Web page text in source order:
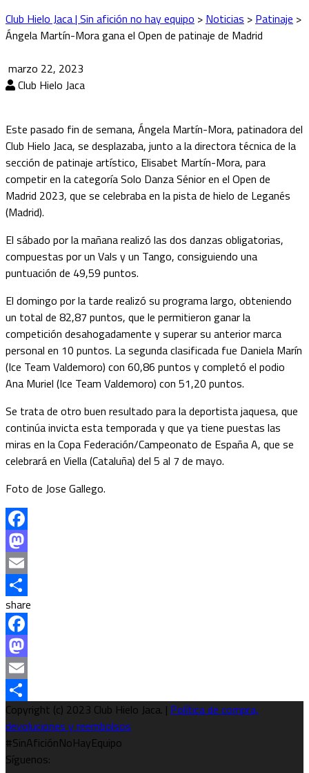
Club Hielo Jaca | Sin afición no hay equipo > Noticias > Patinaje >
Ángela Martín-Mora gana el Open de patinaje de Madrid
marzo 22, 2023
Club Hielo Jaca
Este pasado fin de semana, Ángela Martín-Mora, patinadora del
Club Hielo Jaca, se desplazaba, junto a la directora técnica de la
sección de patinaje artístico, Elisabet Martín-Mora, para
competir en la categoría Solo Danza Sénior en el Open de
Madrid 2023, que se celebraba en la pista de hielo de Leganés
(Madrid).
El sábado por la mañana realizó las dos danzas obligatorias,
compuestas por un Vals y un Tango, consiguiendo una
puntuación de 49,59 puntos.
El domingo por la tarde realizó su programa largo, obteniendo
un total de 82,87 puntos, que le permitieron ganar la
competición desahogadamente y superar su anterior marca
personal en 10 puntos. La segunda clasificada fue Daniela Marín
(Ice Team Valdemoro) con 60,86 puntos y completó el podio
Ana Muriel (Ice Team Valdemoro) con 51,20 puntos.
Se trata de otro buen resultado para la deportista jaquesa, que
continúa invicta esta temporada y que ya tiene puestas las
miras en la Copa Federación/Campeonato de España A, que se
celebrará en Viella (Cataluña) del 5 al 7 de mayo.
Foto de Jose Gallego.
Facebook
Mastodon
Email
Compartir
share
Facebook
Mastodon
Email
Compartir
Copyright (c) 2023 Club Hielo Jaca. | Política de compra,
devoluciones y reembolsos
#SinAficiónNoHayEquipo
Síguenos: